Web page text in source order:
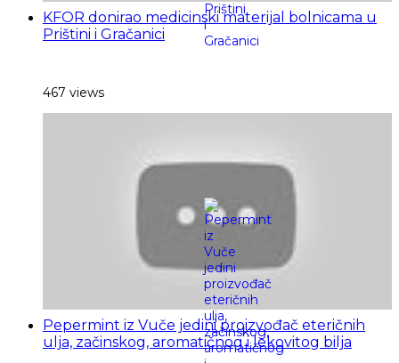
KFOR donirao medicinski materijal bolnicama u
Prištini i Gračanici
467 views
Pepermint iz Vuče jedini proizvođač eteričnih
ulja, začinskog, aromatičnog i lekovitog bilja